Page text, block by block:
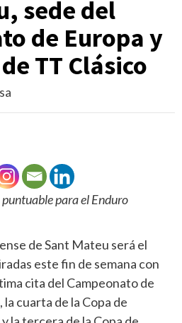
sede del
de Europa y
TT Clásico
para el Enduro
de Sant Mateu será el
este fin de semana con
cita del Campeonato de
cuarta de la Copa de